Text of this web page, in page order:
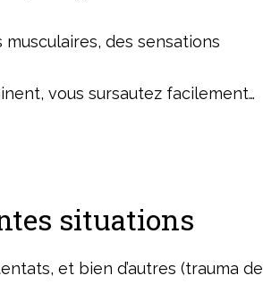
des sensations
vous sursautez facilement…
situations
et bien d’autres (trauma de